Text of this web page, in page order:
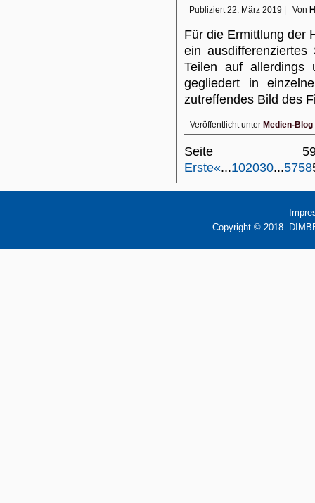
Publiziert 22. März 2019 Von
Für die Ermittlung der
ein
Teilen auf allerdings
gegliedert in
zutreffendes Bild des
Veröffentlicht unter Medien-Blog
Seite
Erste«...102030...5758
Copyright © 2018.